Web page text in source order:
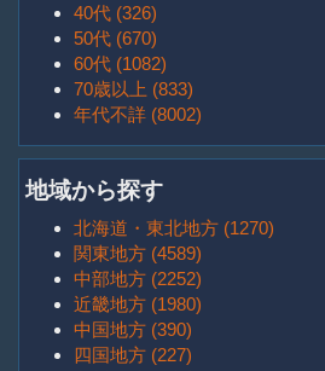
40代 (326)
50代 (670)
60代 (1082)
70歳以上 (833)
年代不詳 (8002)
地域から探す
北海道・東北地方 (1270)
関東地方 (4589)
中部地方 (2252)
近畿地方 (1980)
中国地方 (390)
四国地方 (227)